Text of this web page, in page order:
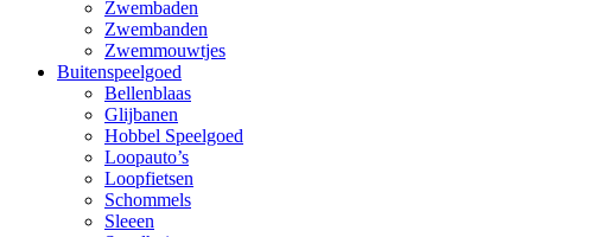
Zwembaden
Zwembanden
Zwemmouwtjes
Buitenspeelgoed
Bellenblaas
Glijbanen
Hobbel Speelgoed
Loopauto’s
Loopfietsen
Schommels
Sleeen